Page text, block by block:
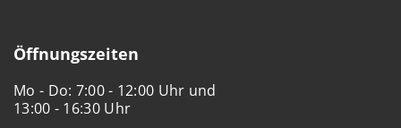
Öffnungszeiten
Mo - Do: 7:00 - 12:00 Uhr und
13:00 - 16:30 Uhr